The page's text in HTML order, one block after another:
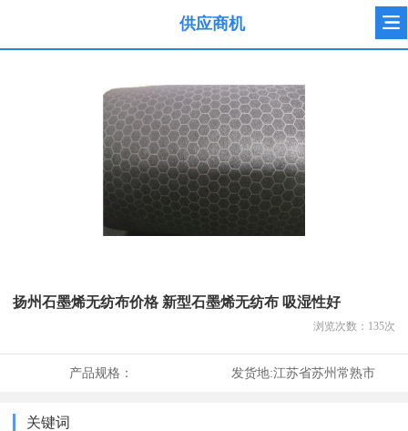
供应商机
扬州石墨烯无纺布价格 新型石墨烯无纺布 吸湿性好
浏览次数： 135次
产品规格： 发货地:江苏省苏州常熟市
关键词